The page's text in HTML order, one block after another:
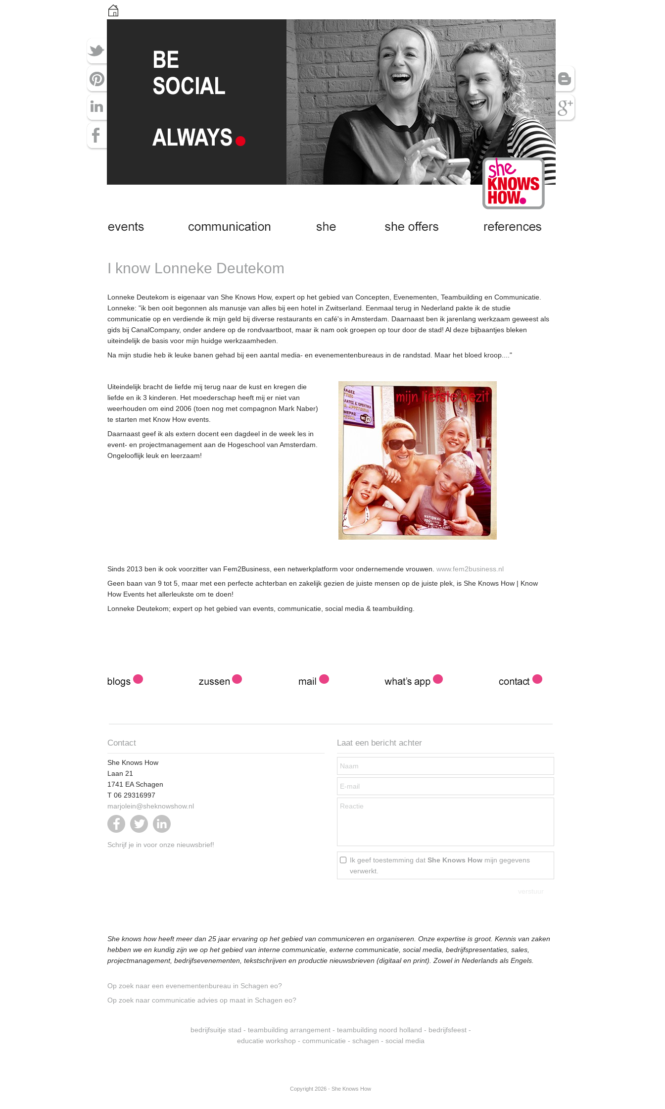
I know Lonneke Deutekom
Lonneke Deutekom is eigenaar van She Knows How, expert op het gebied van Concepten, Evenementen, Teambuilding en Communicatie.
Lonneke: "ik ben ooit begonnen als manusje van alles bij een hotel in Zwitserland. Eenmaal terug in Nederland pakte ik de studie
communicatie op en verdiende ik mijn geld bij diverse restaurants en café's in Amsterdam. Daarnaast ben ik jarenlang werkzaam geweest als
gids bij CanalCompany, onder andere op de rondvaartboot, maar ik nam ook groepen op tour door de stad! Al deze bijbaantjes bleken
uiteindelijk de basis voor mijn huidge werkzaamheden.
Na mijn studie heb ik leuke banen gehad bij een aantal media- en evenementenbureaus in de randstad. Maar het bloed kroop...."
Uiteindelijk bracht de liefde mij terug naar de kust en kregen die
liefde en ik 3 kinderen. Het moederschap heeft mij er niet van
weerhouden om eind 2006 (toen nog met compagnon Mark Naber)
te starten met Know How events.
Daarnaast geef ik als extern docent een dagdeel in de week les in
event- en projectmanagement aan de Hogeschool van Amsterdam.
Ongelooflijk leuk en leerzaam!
Sinds 2013 ben ik ook voorzitter van Fem2Business, een netwerkplatform voor ondernemende vrouwen. www.fem2business.nl
Geen baan van 9 tot 5, maar met een perfecte achterban en zakelijk gezien de juiste mensen op de juiste plek, is She Knows How | Know
How Events het allerleukste om te doen!
Lonneke Deutekom; expert op het gebied van events, communicatie, social media & teambuilding.
Contact
She Knows How
Laan 21
1741 EA Schagen
T 06 29316997
marjolein@sheknowshow.nl
Schrijf je in voor onze nieuwsbrief!
Laat een bericht achter
Ik geef toestemming dat She Knows Howmijn gegevens
verwerkt.
She knows how heeft meer dan 25 jaar ervaring op het gebied van communiceren en organiseren. Onze expertise is groot. Kennis van zaken
hebben we en kundig zijn we op het gebied van interne communicatie, externe communicatie, social media, bedrijfspresentaties, sales,
projectmanagement, bedrijfsevenementen, tekstschrijven en productie nieuwsbrieven (digitaal en print). Zowel in Nederlands als Engels.
Op zoek naar een evenementenbureau in Schagen eo?
Op zoek naar communicatie advies op maat in Schagen eo?
bedrijfsuitje stad - teambuilding arrangement - teambuilding noord holland - bedrijfsfeest -
educatie workshop - communicatie - schagen - social media
Copyright 2026 - She Knows How